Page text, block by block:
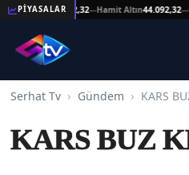
PİYASALAR
Altın44.092,32 —Hamit Altın44.092,32—
Serhat Tv Gündem KARS
KARS BUZ